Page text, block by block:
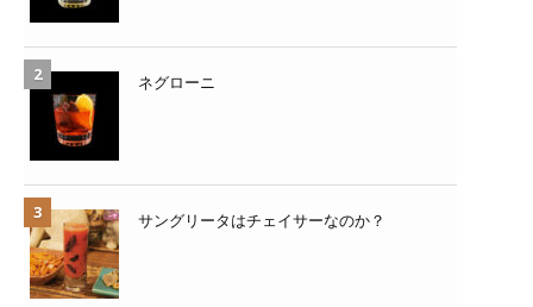
ネグローニ
サングリータはチェイサーなのか？